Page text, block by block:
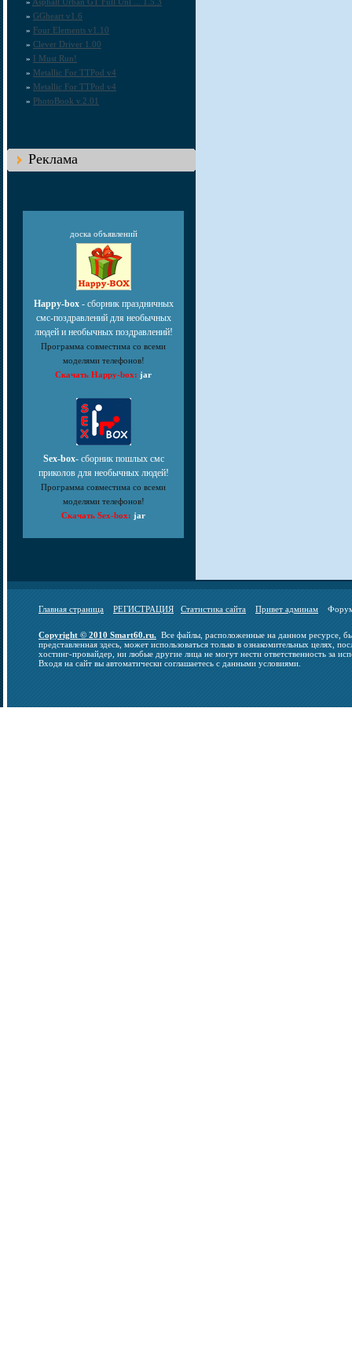
» GGheart v1.6
» Four Elements v1.10
» Clever Driver 1.00
» I Must Run!
» Metallic For TTPod v4
» Metallic For TTPod v4
» PhotoBook v.2.01
Реклама
доска объявлений
Happy-box - сборник праздничных
смс-поздравлений для необычных
людей и необычных поздравлений!
Программа совместима со всеми
моделями телефонов!
Скачать Happy-box: jar
Sex-box- сборник пошлых смс
приколов для необычных людей!
Программа совместима со всеми
моделями телефонов!
Скачать Sex-box: jar
Главная страница РЕГИСТРАЦИЯ Статистика сайта Привет админам
Copyright © 2010 Smart60.ru. Все файлы, расположенные на данном ресурсе,
представленная здесь, может использоваться только в ознакомительных целях,
хостинг-провайдер, ни любые другие лица не могут нести ответственность за
Входя на сайт вы автоматически соглашаетесь с данными условиями.